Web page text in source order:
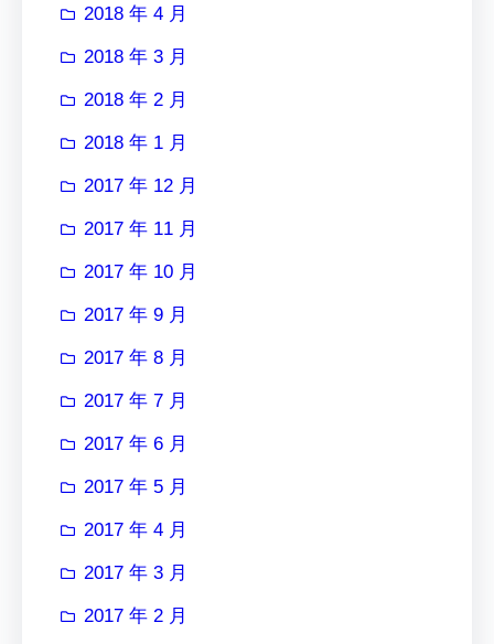
2018 年 4 月
2018 年 3 月
2018 年 2 月
2018 年 1 月
2017 年 12 月
2017 年 11 月
2017 年 10 月
2017 年 9 月
2017 年 8 月
2017 年 7 月
2017 年 6 月
2017 年 5 月
2017 年 4 月
2017 年 3 月
2017 年 2 月